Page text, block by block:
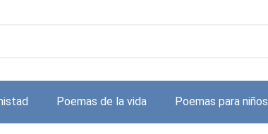
Poemas de la vida Poemas para niños